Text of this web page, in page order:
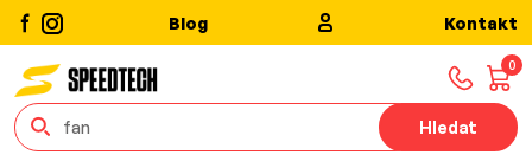
Blog Kontakt
0
Hledat